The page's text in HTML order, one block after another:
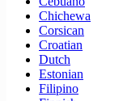
Chichewa
Corsican
Croatian
Dutch
Estonian
Filipino